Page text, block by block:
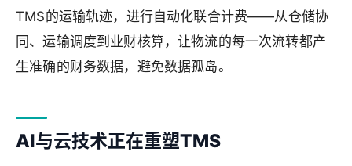
TMS的运输轨迹，进行自动化联合计费——从仓储协
同、运输调度到业财核算，让物流的每一次流转都产
生准确的财务数据，避免数据孤岛。
AI与云技术正在重塑TMS